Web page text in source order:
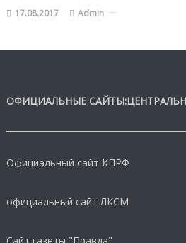
17.08.2017 Admin
ОФИЦИАЛЬНЫЕ
Официальный сайт КПРФ
официальный сайт ЛКСМ
Сайт газеты "Правда"